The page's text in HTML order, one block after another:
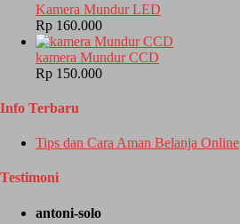
Kamera Mundur LED
Rp 160.000
kamera Mundur CCD
Rp 150.000
Info Terbaru
Tips dan Cara Aman Belanja Online
Testimoni
antoni-solo